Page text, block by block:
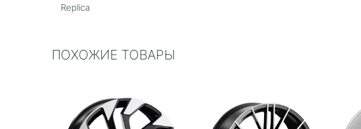
Replica
ПОХОЖИЕ ТОВАРЫ